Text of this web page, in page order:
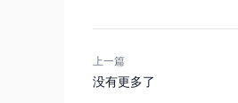
上一篇
没有更多了